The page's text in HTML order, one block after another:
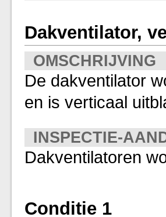
Dakventilator,
OMSCHRIJVING
De dakventilator
en is verticaal
INSPECTIE-
Dakventilatoren
Conditie 1